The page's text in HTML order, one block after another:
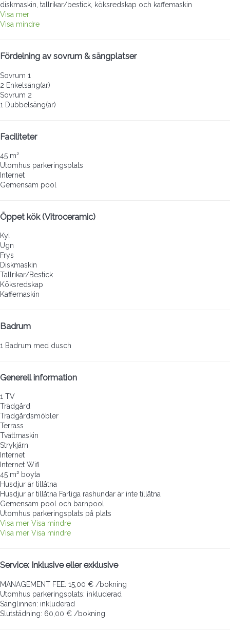
diskmaskin, tallrikar/bestick, köksredskap och kaffemaskin
Visa mer
Visa mindre
Fördelning av sovrum & sängplatser
Sovrum 1
2 Enkelsäng(ar)
Sovrum 2
1 Dubbelsäng(ar)
Faciliteter
45 m²
Utomhus parkeringsplats
Internet
Gemensam pool
Öppet kök (Vitroceramic)
Kyl
Ugn
Frys
Diskmaskin
Tallrikar/Bestick
Köksredskap
Kaffemaskin
Badrum
1 Badrum med dusch
Generell information
1 TV
Trädgård
Trädgårdsmöbler
Terrass
Tvättmaskin
Strykjärn
Internet
Internet Wifi
45 m² boyta
Husdjur är tillåtna
Husdjur är tillåtna Farliga rashundar är inte tillåtna
Gemensam pool och barnpool
Utomhus parkeringsplats på plats
Visa mer Visa mindre
Visa mer Visa mindre
Service: Inklusive eller exklusive
MANAGEMENT FEE: 15,00 € /bokning
Utomhus parkeringsplats: inkluderad
Sänglinnen: inkluderad
Slutstädning: 60,00 € /bokning